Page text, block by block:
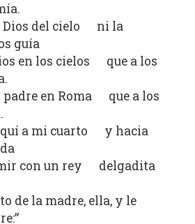
Dios del cielo ni la
guía
en los cielos que a los
padre en Roma que a los
a mi cuarto y hacia
con un rey delgadita
de la madre, ella, y le